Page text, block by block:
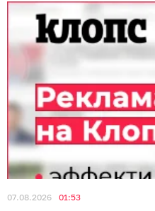
07.08.2026 01:53